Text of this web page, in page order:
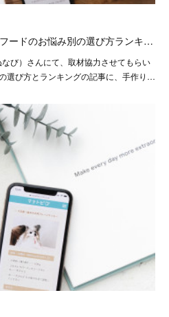
ードのお悩み別の選び方ランキ…
び）さんにて、取材協力させてもらい
選び方とランキングの記事に、手作り…